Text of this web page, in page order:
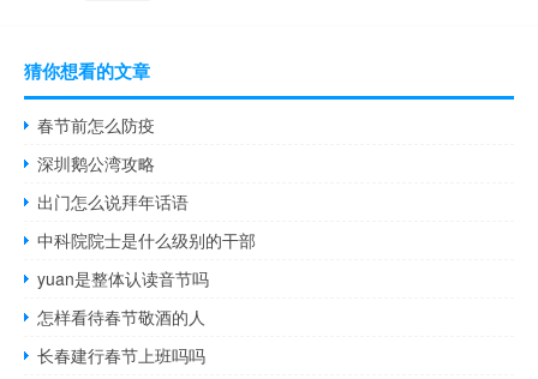
猜你想看的文章
春节前怎么防疫
深圳鹅公湾攻略
出门怎么说拜年话语
中科院院士是什么级别的干部
yuan是整体认读音节吗
怎样看待春节敬酒的人
长春建行春节上班吗吗